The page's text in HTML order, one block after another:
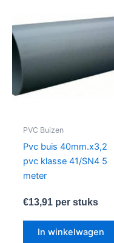
PVC Buizen
Pvc buis 40mm.x3,2
pvc klasse 41/SN4 5
meter
€13,91per stuks
In winkelwagen